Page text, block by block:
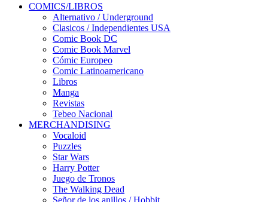
COMICS/LIBROS
Alternativo / Underground
Clasicos / Independientes USA
Comic Book DC
Comic Book Marvel
Cómic Europeo
Comic Latinoamericano
Libros
Manga
Revistas
Tebeo Nacional
MERCHANDISING
Vocaloid
Puzzles
Star Wars
Harry Potter
Juego de Tronos
The Walking Dead
Señor de los anillos / Hobbit